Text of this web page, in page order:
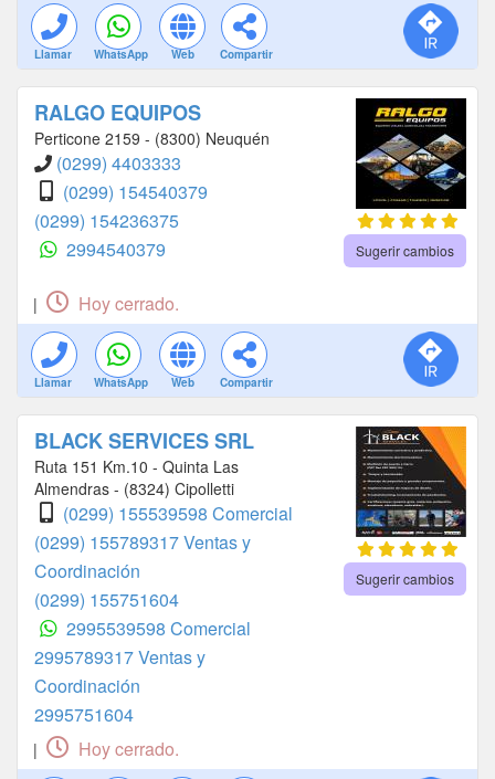
Llamar WhatsApp Web Compartir
RALGO EQUIPOS
Perticone 2159 - (8300) Neuquén
(0299) 4403333
(0299) 154540379
(0299) 154236375
2994540379
Sugerir cambios
| Hoy cerrado.
Llamar WhatsApp Web Compartir
BLACK SERVICES SRL
Ruta 151 Km.10 - Quinta Las
Almendras - (8324) Cipolletti
(0299) 155539598 Comercial
(0299) 155789317 Ventas y
Coordinación
(0299) 155751604
2995539598 Comercial
2995789317 Ventas y
Coordinación
2995751604
Sugerir cambios
| Hoy cerrado.